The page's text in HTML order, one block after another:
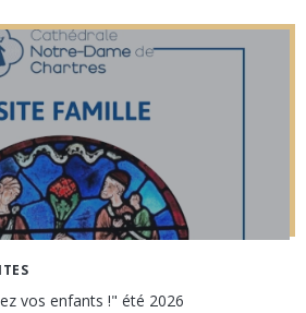
vos enfants !" été 2026